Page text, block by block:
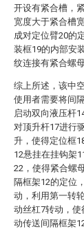
开设有紧合槽，
宽度大于紧合槽
成对定位臂20的
装框19的内部安
纹连接有紧合螺母
综上所述，该中
使用者需要将间
启动双向液压杆
对顶升杆17进行
升，使得定位框
12悬挂在挂钩架
22，使得紧合螺
隔框架12的定位
动，利用第一转
动丝杠7转动，使
动传送间隔框架